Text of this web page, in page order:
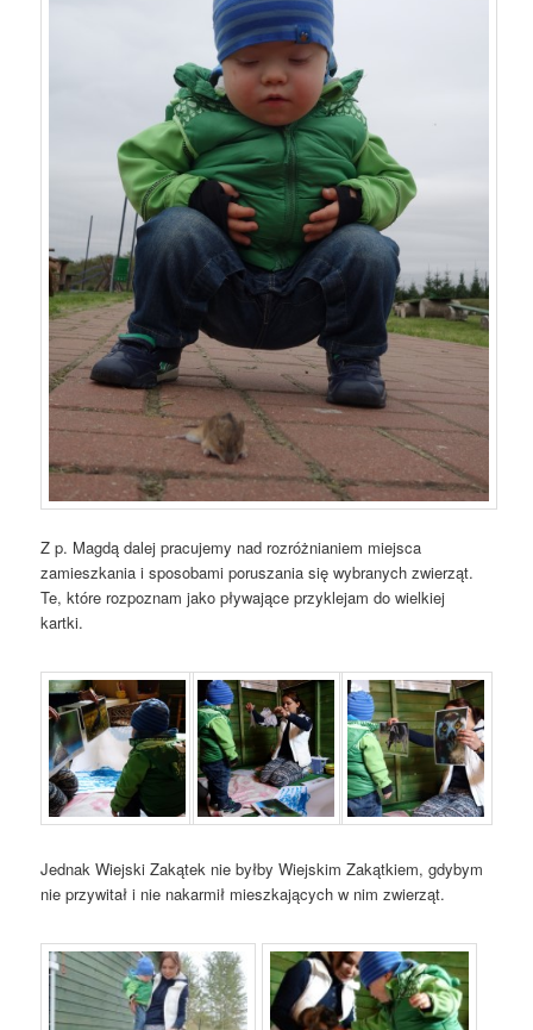
Z p. Magdą dalej pracujemy nad rozróżnianiem miejsca
zamieszkania i sposobami poruszania się wybranych zwierząt.
Te, które rozpoznam jako pływające przyklejam do wielkiej
kartki.
Jednak Wiejski Zakątek nie byłby Wiejskim Zakątkiem, gdybym
nie przywitał i nie nakarmił mieszkających w nim zwierząt.